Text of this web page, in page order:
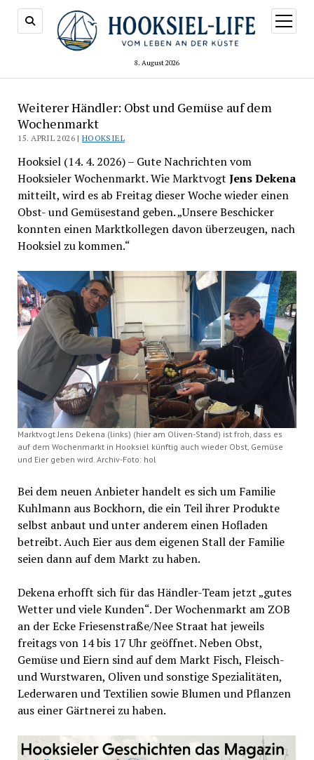
8. August 2026
Menü
öffnen
Weiterer Händler: Obst und Gemüse auf dem
Wochenmarkt
15. APRIL 2026 |HOOKSIEL
Hooksiel (14. 4. 2026) – Gute Nachrichten vom
Hooksieler Wochenmarkt. Wie Marktvogt Jens Dekena
mitteilt, wird es ab Freitag dieser Woche wieder einen
Obst- und Gemüsestand geben. „Unsere Beschicker
konnten einen Marktkollegen davon überzeugen, nach
Hooksiel zu kommen.“
Marktvogt Jens Dekena (links) (hier am Oliven-Stand) ist froh, dass es
auf dem Wochenmarkt in Hooksiel künftig auch wieder Obst, Gemüse
und Eier geben wird. Archiv-Foto: hol
Bei dem neuen Anbieter handelt es sich um Familie
Kuhlmann aus Bockhorn, die ein Teil ihrer Produkte
selbst anbaut und unter anderem einen Hofladen
betreibt. Auch Eier aus dem eigenen Stall der Familie
seien dann auf dem Markt zu haben.
Dekena erhofft sich für das Händler-Team jetzt „gutes
Wetter und viele Kunden“. Der Wochenmarkt am ZOB
an der Ecke Friesenstraße/Nee Straat hat jeweils
freitags von 14 bis 17 Uhr geöffnet. Neben Obst,
Gemüse und Eiern sind auf dem Markt Fisch, Fleisch-
und Wurstwaren, Oliven und sonstige Spezialitäten,
Lederwaren und Textilien sowie Blumen und Pflanzen
aus einer Gärtnerei zu haben.